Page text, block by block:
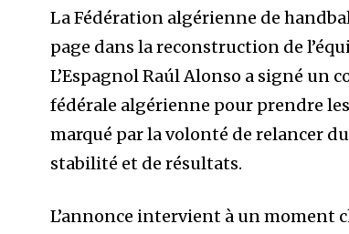
La Fédération algérienne de
page dans la reconstruction de
L’Espagnol Raúl Alonso a signé un
fédérale algérienne pour prendre
marqué par la volonté de relancer
stabilité et de résultats.
L’annonce intervient à un moment